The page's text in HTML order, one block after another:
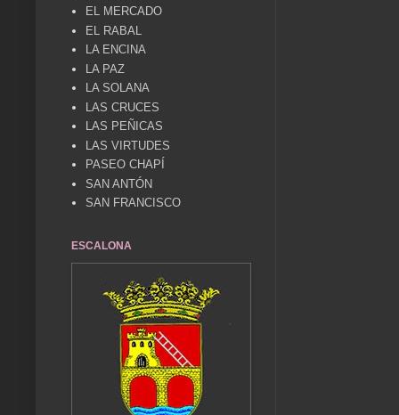
EL MERCADO
EL RABAL
LA ENCINA
LA PAZ
LA SOLANA
LAS CRUCES
LAS PEÑICAS
LAS VIRTUDES
PASEO CHAPÍ
SAN ANTÓN
SAN FRANCISCO
ESCALONA